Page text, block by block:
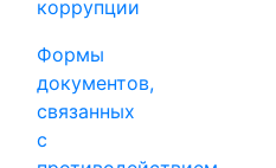
коррупции
Формы
документов,
связанных
с